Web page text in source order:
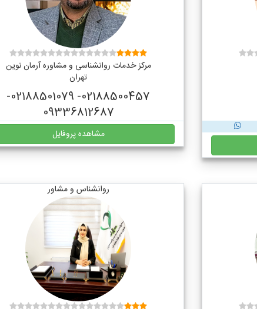
مرکز خدمات روانشناسی و مشاوره آرمان نوین
تهران
02188500457- 02188501079-
09336812687
مشاهده پروفایل
روانشناس و مشاور